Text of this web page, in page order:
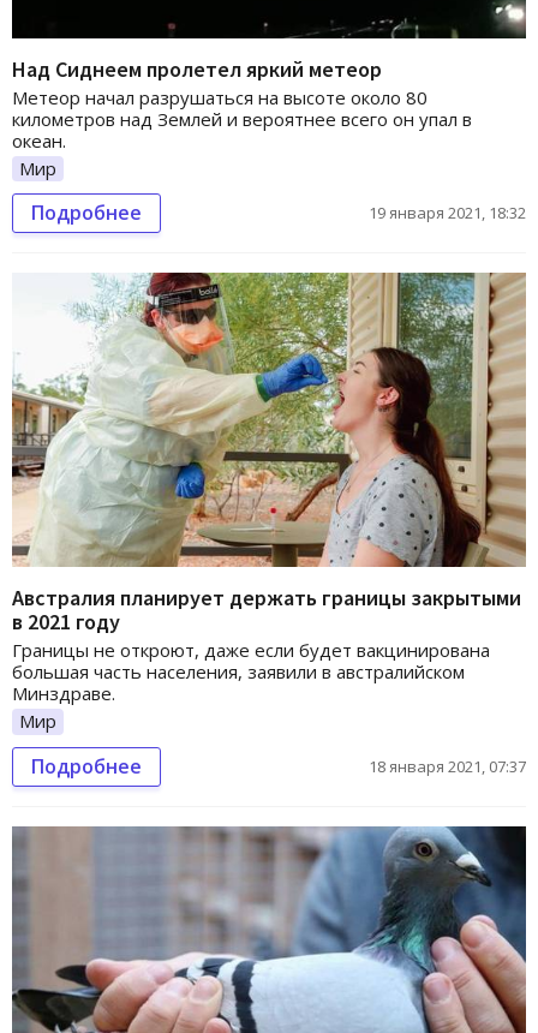
Над Сиднеем пролетел яркий метеор
Метеор начал разрушаться на высоте около 80
километров над Землей и вероятнее всего он упал в
океан.
Мир
Подробнее 19 января 2021, 18:32
Австралия планирует держать границы закрытыми
в 2021 году
Границы не откроют, даже если будет вакцинирована
большая часть населения, заявили в австралийском
Минздраве.
Мир
Подробнее 18 января 2021, 07:37